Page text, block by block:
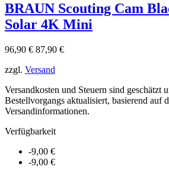
BRAUN Scouting Cam
Solar 4K Mini
Verkaufspreis
96,90 € Preis
87,90 €
zzgl. Versand
Versandkosten und Steuern sind geschätzt
Bestellvorgangs aktualisiert, basierend auf
Versandinformationen.
Verfügbarkeit
-9,00 €
-9,00 €